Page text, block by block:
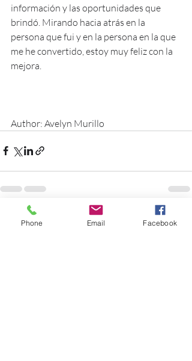
información y las oportunidades que
brindó. Mirando hacia atrás en la
persona que fui y en la persona en la que
me he convertido, estoy muy feliz con la
mejora.
Author: Avelyn Murillo
Entradas recientes Ver todo
Phone Email Facebook